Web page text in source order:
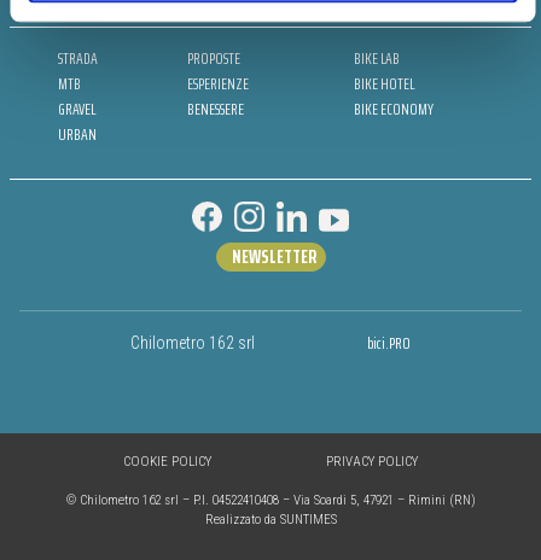
STRADA
MTB
GRAVEL
URBAN
PROPOSTE
ESPERIENZE
BENESSERE
BIKE LAB
BIKE HOTEL
BIKE ECONOMY
Chilometro 162 srl bici.PRO
NEWSLETTER
© Chilometro 162 srl – P.I. 04522410408 – Via Soardi 5, 47921 – Rimini (RN)
Realizzato da SUNTIMES
COOKIE POLICY PRIVACY POLICY